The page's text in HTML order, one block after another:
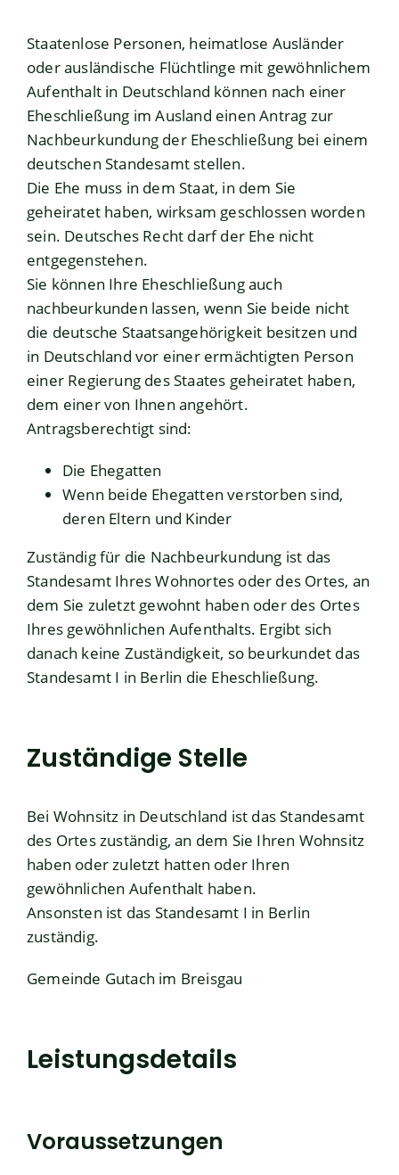
Staatenlose Personen, heimatlose Ausländer
oder ausländische Flüchtlinge mit gewöhnlichem
Aufenthalt in Deutschland können nach einer
Eheschließung im Ausland einen Antrag zur
Nachbeurkundung der Eheschließung bei einem
deutschen Standesamt stellen.
Die Ehe muss in dem Staat, in dem Sie
geheiratet haben, wirksam geschlossen worden
sein. Deutsches Recht darf der Ehe nicht
entgegenstehen.
Sie können Ihre Eheschließung auch
nachbeurkunden lassen, wenn Sie beide nicht
die deutsche Staatsangehörigkeit besitzen und
in Deutschland vor einer ermächtigten Person
einer Regierung des Staates geheiratet haben,
dem einer von Ihnen angehört.
Antragsberechtigt sind:
Die Ehegatten
Wenn beide Ehegatten verstorben sind,
deren Eltern und Kinder
Zuständig für die Nachbeurkundung ist das
Standesamt Ihres Wohnortes oder des Ortes, an
dem Sie zuletzt gewohnt haben oder des Ortes
Ihres gewöhnlichen Aufenthalts. Ergibt sich
danach keine Zuständigkeit, so beurkundet das
Standesamt I in Berlin die Eheschließung.
Zuständige Stelle
Bei Wohnsitz in Deutschland ist das Standesamt
des Ortes zuständig, an dem Sie Ihren Wohnsitz
haben oder zuletzt hatten oder Ihren
gewöhnlichen Aufenthalt haben.
Ansonsten ist das Standesamt I in Berlin
zuständig.
Gemeinde Gutach im Breisgau
Leistungsdetails
Voraussetzungen